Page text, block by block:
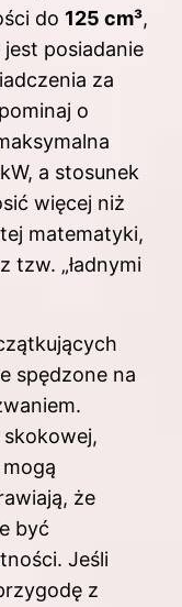
do 125 cm³,
posiadanie
za
o
a stosunek
więcej niż
matematyki,
tzw. „ładnymi
spędzone na
że
być
Jeśli
z